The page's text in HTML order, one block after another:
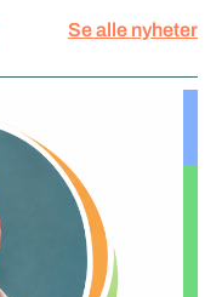
Se alle nyheter